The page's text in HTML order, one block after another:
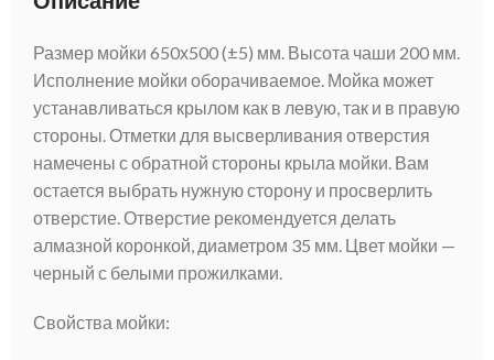
Размер мойки 650х500 (±5) мм. Высота чаши 200 мм.
Исполнение мойки оборачиваемое. Мойка может
устанавливаться крылом как в левую, так и в правую
стороны. Отметки для высверливания отверстия
намечены с обратной стороны крыла мойки. Вам
остается выбрать нужную сторону и просверлить
отверстие. Отверстие рекомендуется делать
алмазной коронкой, диаметром 35 мм. Цвет мойки —
черный с белыми прожилками.
Свойства мойки: